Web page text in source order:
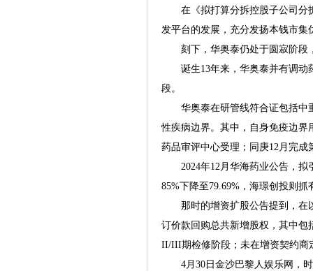
在《拟打算分拆控股子公司分拆
发平台的发展，充分发扬本钱市集
刻下，华奥泰仍处于圆寂阶段，
诞生13年来，华奥泰并有调动药
段。
华奥泰在研管线符合证包括中重
性疾病边界。其中，自身免疫边界
药品审评中心受理；同庚12月完
2024年12月华海药业公告，拟
85%下降至79.69%，海璟创投则抓
那时的增资扩股公告提到，在以
订价款回购总共新增股权，其中包
II/III期检修阶段；未在增资契约商
4月30日金沙巴黎人娱乐网，时